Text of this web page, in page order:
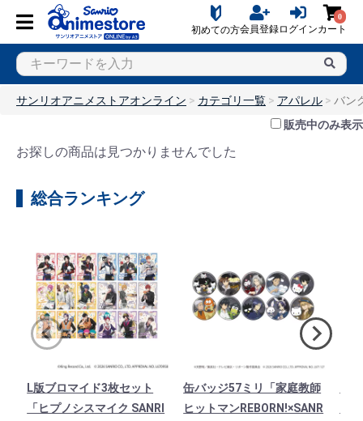
初めての方会員登録ログイン
0
カート
サンリオアニメストアオンライン カテゴリ一覧 アパレル
バン
販売中のみ表示
お探しの商品は見つかりませんでした
総合ランキング
L版ブロマイド3枚セット
「ヒプノシスマイク SANRI
缶バッジ57ミリ「家庭教師
ヒットマンREBORN!×SANR